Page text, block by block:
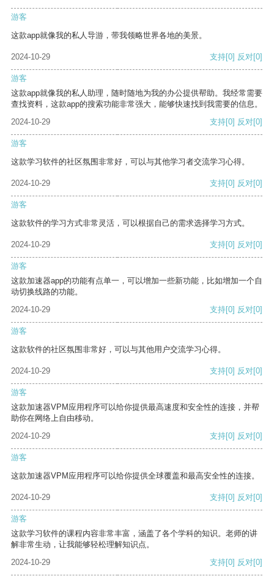
游客
这款app就像我的私人导游，带我领略世界各地的美景。
2024-10-29 支持[0] 反对[0]
游客
这款app就像我的私人助理，随时随地为我的办公提供帮助。我经常需要
查找资料，这款app的搜索功能非常强大，能够快速找到我需要的信息。
2024-10-29
支持[0] 反对[0]
游客
这款学习软件的社区氛围非常好，可以与其他学习者交流学习心得。
2024-10-29 支持[0] 反对[0]
游客
这款软件的学习方式非常灵活，可以根据自己的需求选择学习方式。
2024-10-29 支持[0] 反对[0]
游客
这款加速器app的功能有点单一，可以增加一些新功能，比如增加一个自
动切换线路的功能。
2024-10-29
支持[0] 反对[0]
游客
这款软件的社区氛围非常好，可以与其他用户交流学习心得。
2024-10-29 支持[0] 反对[0]
游客
这款加速器VPM应用程序可以给你提供最高速度和安全性的连接，并帮
助你在网络上自由移动。
2024-10-29
支持[0] 反对[0]
游客
这款加速器VPM应用程序可以给你提供全球覆盖和最高安全性的连接。
2024-10-29 支持[0] 反对[0]
游客
这款学习软件的课程内容非常丰富，涵盖了各个学科的知识。老师的讲
解非常生动，让我能够轻松理解知识点。
2024-10-29
支持[0] 反对[0]